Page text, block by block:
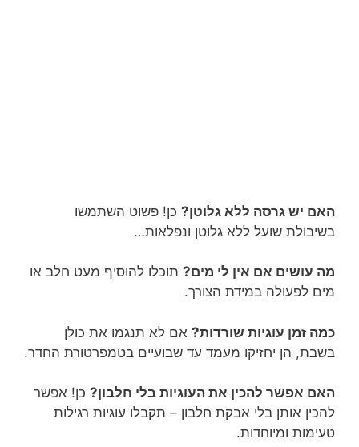
האם יש גרסה ללא גלוטן? כן! פשוט השתמשו
בשיבולת שועל ללא גלוטן ונפלאות…
מה עושים אם אין לי מים? תוכלו להוסיף מעט חלב או
מים לפעולה במידת הצורך.
כמה זמן עוגיות שורדות? אם לא תנגמו את כולן
בשבת, הן יחזיקו מעמד עד שבועיים בטמפרטורת החדר.
האם אפשר להכין את העוגיות בלי חלבון? כן! אפשר
להכין אותן בלי אבקת חלבון – תקבלו עוגיות רגילות
טעימות ומיוחדות.